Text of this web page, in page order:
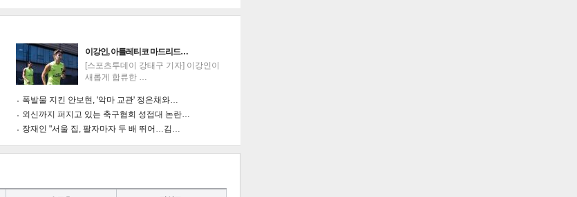
이강인, 아틀레티코 마드리드…
[스포츠투데이 강태구 기자] 이강인이
새롭게 합류한 …
폭발물 지킨 안보현, '악마 교관' 정은채와…
외신까지 퍼지고 있는 축구협회 성접대 논란…
장재인 "서울 집, 팔자마자 두 배 뛰어…김…